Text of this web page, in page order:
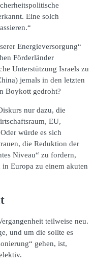
Eine solch
Energieversorgung“
Förderländer
Unterstützung Israels zu
jemals in den letzten
Boykott gedroht?
nur dazu, die
EU,
würde es sich
die Reduktion der
Niveau“ zu fordern,
Europa zu einem akuten
teilweise neu.
und um die sollte es
gehen, ist,